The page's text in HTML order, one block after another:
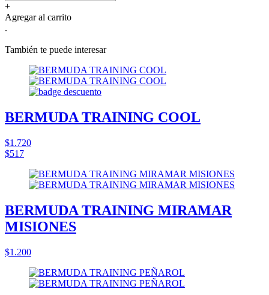
+
Agregar al carrito
.
También te puede interesar
BERMUDA TRAINING COOL
$1.720
$517
BERMUDA TRAINING MIRAMAR
MISIONES
$1.200